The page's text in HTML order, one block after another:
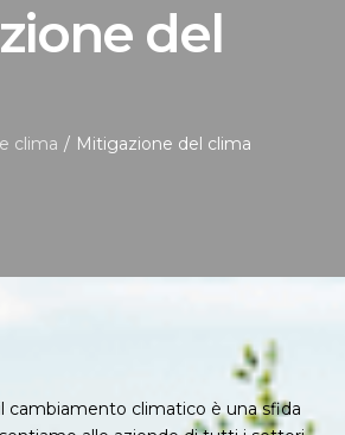
del
clima / Mitigazione del clima
cambiamento climatico è una sfida